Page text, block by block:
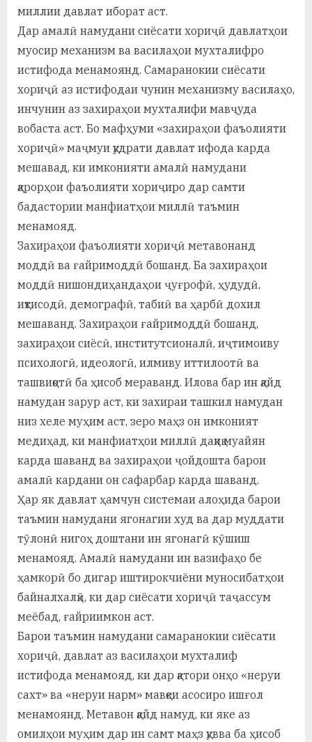
миллии давлат иборат аст.
Дар амалӣ намудани сиёсати хориҷӣ давлатҳои
муосир механизм ва василаҳои мухталифро
истифода менамоянд. Самаранокии сиёсати
хориҷӣ аз истифодаи чунин механизму василаҳо,
инчунин аз захираҳои мухталифи мавҷуда
вобаста аст. Бо мафҳуми «захираҳои фаъолияти
хориҷӣ» маҷмуи қудрати давлат ифода карда
мешавад, ки имконияти амалӣ намудани
қарорҳои фаъолияти хориҷиро дар самти
бадастории манфиатҳои миллӣ таъмин
менамояд.
Захираҳои фаъолияти хориҷӣ метавонанд
моддӣ ва ғайримоддӣ бошанд. Ба захираҳои
моддӣ нишондиҳандаҳои ҷуғрофӣ, ҳудудӣ,
иқтисодӣ, демографӣ, табиӣ ва ҳарбӣ дохил
мешаванд. Захираҳои ғайримоддӣ бошанд,
захираҳои сиёсӣ, институтсионалӣ, иҷтимоиву
психологӣ, идеологӣ, илмиву иттилоотӣ ва
ташвиқотӣ ба ҳисоб мераванд. Илова бар ин қайд
намудан зарур аст, ки захираи ташкил намудан
низ хеле муҳим аст, зеро маҳз он имконият
медиҳад, ки манфиатҳои миллӣ дақиқ муайян
карда шаванд ва захираҳои ҷойдошта барои
амалӣ кардани он сафарбар карда шаванд.
Ҳар як давлат ҳамчун системаи алоҳида барои
таъмин намудани ягонагии худ ва дар муддати
тӯлонӣ нигоҳ доштани ин ягонагӣ кӯшиш
менамояд. Амалӣ намудани ин вазифаҳо бе
ҳамкорӣ бо дигар иштирокчиёни муносибатҳои
байналхалқӣ, ки дар сиёсати хориҷӣ таҷассум
меёбад, ғайриимкон аст.
Барои таъмин намудани самаранокии сиёсати
хориҷӣ, давлат аз василаҳои мухталиф
истифода менамояд, ки дар қатори онҳо «неруи
сахт» ва «неруи нарм» мавқеи асосиро ишғол
менамоянд. Метавон қайд намуд, ки яке аз
омилҳои муҳим дар ин самт маҳз қувва ба ҳисоб